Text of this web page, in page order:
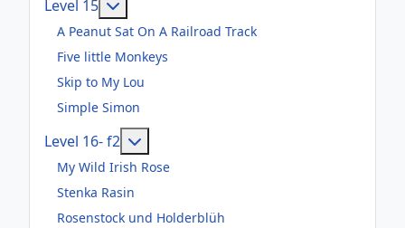
Level 15
A Peanut Sat On A Railroad Track
Five little Monkeys
Skip to My Lou
Simple Simon
Level 16- f2
My Wild Irish Rose
Stenka Rasin
Rosenstock und Holderblüh